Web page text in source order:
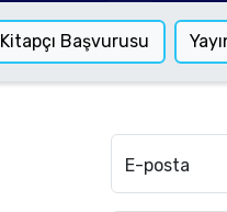
Kitapçı Başvurusu
E-posta